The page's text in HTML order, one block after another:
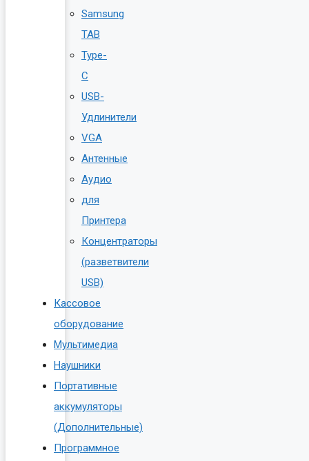
Samsung
TAB
Type-
C
USB-
Удлинители
VGA
Антенные
Аудио
для
Принтера
Концентраторы
(разветвители
USB)
Кассовое
оборудование
Мультимедиа
Наушники
Портативные
аккумуляторы
(Дополнительные)
Программное